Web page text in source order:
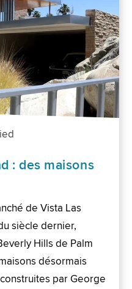
: des maisons
de Vista Las
siècle dernier,
Hills de Palm
désormais
par George